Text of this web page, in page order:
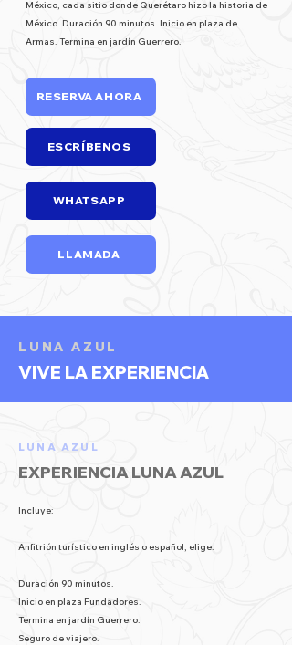
México, cada sitio donde Querétaro hizo la historia de
México. Duración 90 minutos. Inicio en plaza de
Armas. Termina en jardín Guerrero.
RESERVA AHORA
ESCRÍBENOS
WHATSAPP
LLAMADA
LUNA AZUL
VIVE LA EXPERIENCIA
LUNA AZUL
EXPERIENCIA LUNA AZUL
Incluye:
Anfitrión turístico en inglés o español, elige.
Duración 90 minutos.
Inicio en plaza Fundadores.
Termina en jardín Guerrero.
Seguro de viajero.